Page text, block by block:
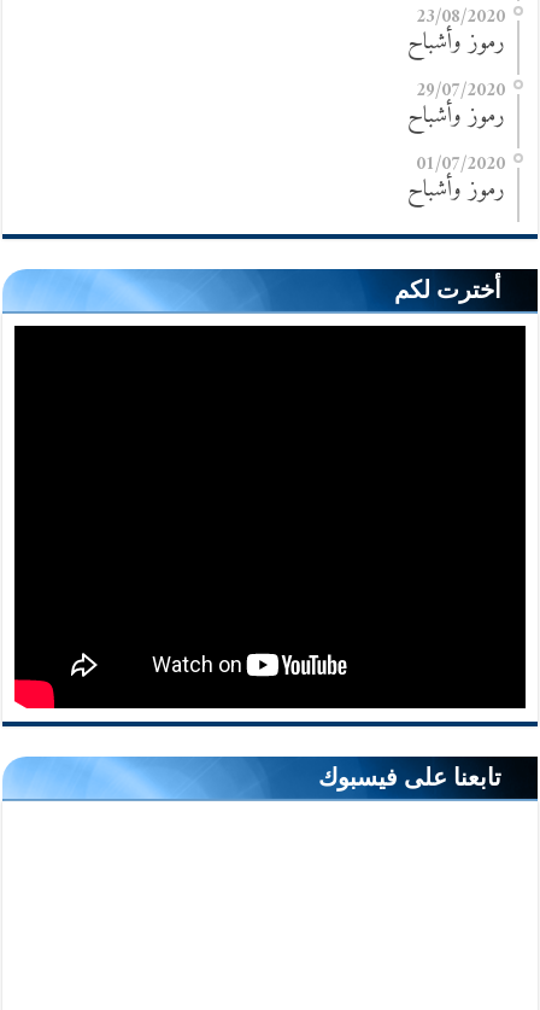
23/08/2020
رموز وأشباح
29/07/2020
رموز وأشباح
01/07/2020
رموز وأشباح
أخترت لكم
تابعنا على فيسبوك